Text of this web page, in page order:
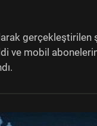
gerçekleştirilen
ve mobil